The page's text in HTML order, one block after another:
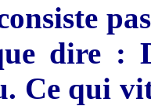
dire :
Ce qui